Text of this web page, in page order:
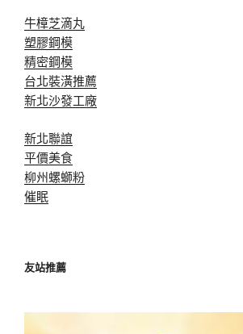
牛樟芝滴丸
塑膠鋼模
精密鋼模
台北裝潢推薦
新北沙發工廠
新北聯誼
平價美食
柳州螺螄粉
催眠
友站推薦